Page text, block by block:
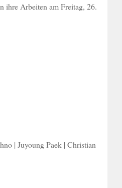
ihre Arbeiten am Freitag, 26.
| Juyoung Paek | Christian